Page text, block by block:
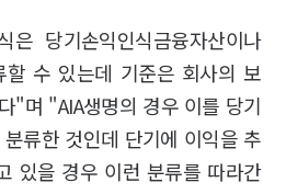
당기손익인식금융자산이나
할 수 있는데 기준은 회사의 보
"며 "AIA생명의 경우 이를 당기
류한 것인데 단기에 이익을 추
있을 경우 이런 분류를 따라간